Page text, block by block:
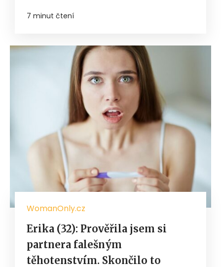
7 minut čtení
WomanOnly.cz
Erika (32): Prověřila jsem si
partnera falešným
těhotenstvím. Skončilo to